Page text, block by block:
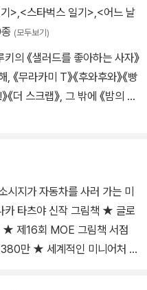
그램 팔로워는 400만 명을 돌
LIFE』, 『스몰 원더스 Small
LIFE at HOME』 등의
큰』으로 일본에서 제15회 M
동시에 수상했다.
>,<스타벅스 일기>,<어느 날
(모두보기)
의 《샐러드를 좋아하는 사자》
무라카미 T》《후와후와》《빵
《더 스크랩》, 그 밖에 《밤의 피
시지가 자동차를 사러 가는 미
츠야 신작 그림책 ★ 글로
제16회 MOE 그림책 서점
미니어처 아